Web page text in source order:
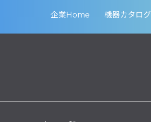
企業Home 機器カタログ